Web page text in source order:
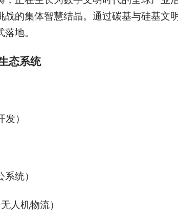
战的集体智慧结晶。通过碳基与硅基文
地。
态系统
）
统）
人机物流）